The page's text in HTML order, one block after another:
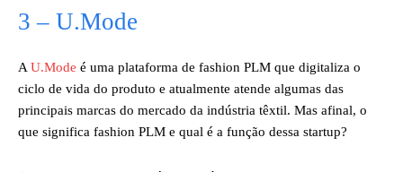
3 – U.Mode
A U.Mode é uma plataforma de fashion PLM que digitaliza o
ciclo de vida do produto e atualmente atende algumas das
principais marcas do mercado da indústria têxtil. Mas afinal, o
que significa fashion PLM e qual é a função dessa startup?